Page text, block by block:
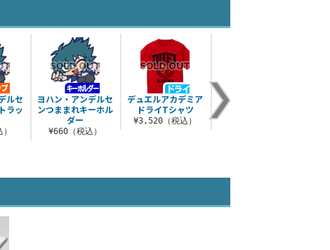
ルセ
ラッ
ヨハン・アンデルセ
ンつままれキーホル
ダー
¥660（税込）
デュエルアカデミア
ドライTシャツ
¥3,520（税込）
デュエルアカデミア